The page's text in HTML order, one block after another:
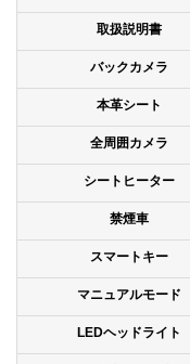
取扱説明書
バックカメラ
本革シート
全周囲カメラ
シートヒーター
禁煙車
スマートキー
マニュアルモード
LEDヘッドライト